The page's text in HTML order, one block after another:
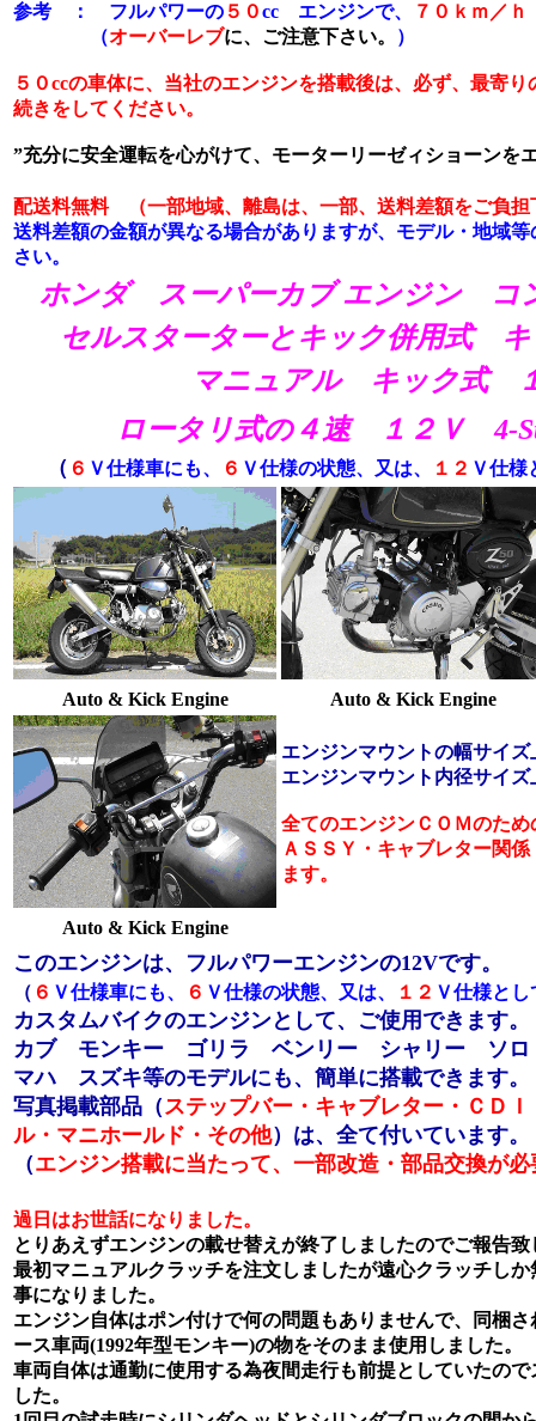
参考 ： フルパワーの ５０cc エンジンで、
７０ｋｍ／
（オーバーレブに、ご注意下さい。 ）
５０ccの車体に、当社のエンジンを搭載後は、必ず、最寄
続きをしてください。
”充分に安全運転を心がけて、モーターリーゼィショーンを
配送料無料 （一部地域、離島は、一部、送料差額をご負担
送料差額の金額が異なる場合がありますが、モデル・地域
さい。
ホンダ スーパーカブ エンジン コ
セルスターターとキック併用式
マニュアル キック式
ロータリ式の４速１２Ｖ 4-
（ ６ Ｖ仕様車にも、 ６ Ｖ仕様の状態、又は、 １２ Ｖ仕様
Auto & Kick Engine Auto & Kick Engine
エンジンマウントの幅サイズ
エンジンマウント内径サイズ
全てのエンジンＣＯＭのた
ＡＳＳＹ・ キャブレター関
ます。
Auto & Kick Engine
このエンジンは、フルパワーエンジンの12Vです。
（ ６ Ｖ仕様車にも、 ６ Ｖ仕様の状態、又は、 １２ Ｖ仕様と
カスタムバイクのエンジンとして、ご使用できます。
カブ モンキー ゴリラ ベンリー シャリー ソ
マハ スズキ等のモデルにも、簡単に搭載できます。
写真掲載部品（ステップバー・キャブレター・ＣＤ
ル・マニホールド・その他）は、全て付いています。
（エンジン搭載に当たって、一部改造・部品交換が
過日はお世話になりました。
とりあえずエンジンの載せ替えが終了しましたのでご報告致
最初マニュアルクラッチを注文しましたが遠心クラッチし
事になりました。
エンジン自体はポン付けで何の問題もありませんで、同梱
ース車両(1992年型モンキー)の物をそのまま使用しました。
車両自体は通勤に使用する為夜間走行も前提としていたの
した。